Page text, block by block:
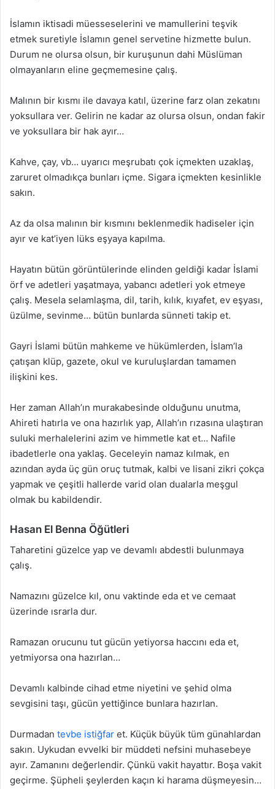
İslamın iktisadi müesseselerini ve mamullerini teşvik
etmek suretiyle İslamın genel servetine hizmette bulun.
Durum ne olursa olsun, bir kuruşunun dahi Müslüman
olmayanların eline geçmemesine çalış.
Malının bir kısmı ile davaya katıl, üzerine farz olan zekatını
yoksullara ver. Gelirin ne kadar az olursa olsun, ondan fakir
ve yoksullara bir hak ayır…
Kahve, çay, vb… uyarıcı meşrubatı çok içmekten uzaklaş,
zaruret olmadıkça bunları içme. Sigara içmekten kesinlikle
sakın.
Az da olsa malının bir kısmını beklenmedik hadiseler için
ayır ve kat’iyen lüks eşyaya kapılma.
Hayatın bütün görüntülerinde elinden geldiği kadar İslami
örf ve adetleri yaşatmaya, yabancı adetleri yok etmeye
çalış. Mesela selamlaşma, dil, tarih, kılık, kıyafet, ev eşyası,
üzülme, sevinme… bütün bunlarda sünneti takip et.
Gayri İslami bütün mahkeme ve hükümlerden, İslam’la
çatışan klüp, gazete, okul ve kuruluşlardan tamamen
ilişkini kes.
Her zaman Allah’ın murakabesinde olduğunu unutma,
Ahireti hatırla ve ona hazırlık yap, Allah’ın rızasına ulaştıran
suluki merhalelerini azim ve himmetle kat et… Nafile
ibadetlerle ona yaklaş. Geceleyin namaz kılmak, en
azından ayda üç gün oruç tutmak, kalbi ve lisani zikri çokça
yapmak ve çeşitli hallerde varid olan dualarla meşgul
olmak bu kabildendir.
Hasan El Benna Öğütleri
Taharetini güzelce yap ve devamlı abdestli bulunmaya
çalış.
Namazını güzelce kıl, onu vaktinde eda et ve cemaat
üzerinde ısrarla dur.
Ramazan orucunu tut gücün yetiyorsa haccını eda et,
yetmiyorsa ona hazırlan…
Devamlı kalbinde cihad etme niyetini ve şehid olma
sevgisini taşı, gücün yettiğince bunlara hazırlan.
Durmadan tevbe istiğfar et. Küçük büyük tüm günahlardan
sakın. Uykudan evvelki bir müddeti nefsini muhasebeye
ayır. Zamanını değerlendir. Çünkü vakit hayattır. Boşa vakit
geçirme. Şüpheli şeylerden kaçın ki harama düşmeyesin…